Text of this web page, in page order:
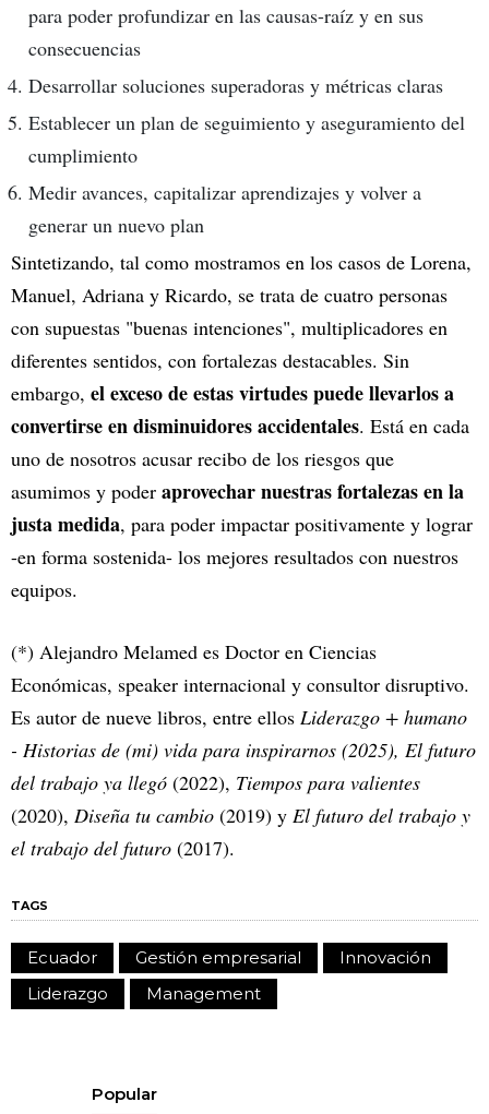
para poder profundizar en las causas-raíz y en sus
consecuencias
Desarrollar soluciones superadoras y métricas claras
Establecer un plan de seguimiento y aseguramiento del
cumplimiento
Medir avances, capitalizar aprendizajes y volver a
generar un nuevo plan
Sintetizando, tal como mostramos en los casos de Lorena,
Manuel, Adriana y Ricardo, se trata de cuatro personas
con supuestas "buenas intenciones", multiplicadores en
diferentes sentidos, con fortalezas destacables. Sin
embargo, el exceso de estas virtudes puede llevarlos a
convertirse en disminuidores accidentales. Está en cada
uno de nosotros acusar recibo de los riesgos que
asumimos y poder aprovechar nuestras fortalezas en la
justa medida, para poder impactar positivamente y lograr
-en forma sostenida- los mejores resultados con nuestros
equipos.
(*) Alejandro Melamed es Doctor en Ciencias
Económicas, speaker internacional y consultor disruptivo.
Es autor de nueve libros, entre ellos Liderazgo + humano
- Historias de (mi) vida para inspirarnos (2025), El futuro
del trabajo ya llegó (2022), Tiempos para valientes
(2020), Diseña tu cambio (2019) y El futuro del trabajo y
el trabajo del futuro (2017).
TAGS
Ecuador Gestión empresarial
Innovación
Liderazgo
Management
Popular